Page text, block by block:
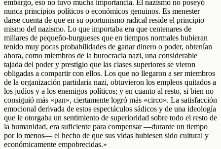
embargo, eso no tuvo mucha importancia. El nazismo no poseyó
nunca principios políticos o económicos genuinos. Es menester
darse cuenta de que en su oportunismo radical reside el principio
mismo del nazismo. Lo que importaba era que centenares de
millares de pequeño-burgueses que en tiempos normales hubieran
tenido muy pocas probabilidades de ganar dinero o poder, obtenían
ahora, como miembros de la burocracia nazi, una considerable
tajada del poder y prestigio que las clases superiores se vieron
obligadas a compartir con ellos. Los que no llegaron a ser miembros
de la organización partidaria nazi, obtuvieron los empleos quitados a
los judíos y a los enemigos políticos; y en cuanto al resto, si bien no
consiguió más «pan», ciertamente logró más «circo». La satisfacción
emocional derivada de estos espectáculos sádicos y de una ideología
que le otorgaba un sentimiento de superioridad sobre todo el resto de
la humanidad, era suficiente para compensar —durante un tiempo
por lo menos— el hecho de que sus vidas hubiesen sido cultural y
económicamente empobrecidas.»